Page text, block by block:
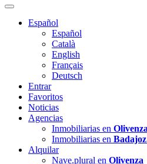
Español
Español
Català
English
Français
Deutsch
Entrar
Favoritos
Noticias
Agencias
Inmobiliarias en Olivenza
Inmobiliarias en
Alquilar
Nave.plural en Olivenza